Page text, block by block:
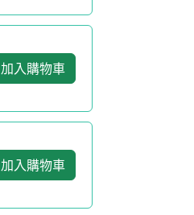
加入購物車
加入購物車